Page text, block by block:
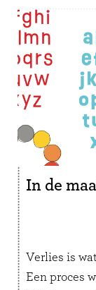
In de
Verlies is
Een proces